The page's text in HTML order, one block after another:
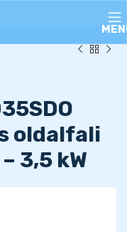
oldalfali
3,5 kW